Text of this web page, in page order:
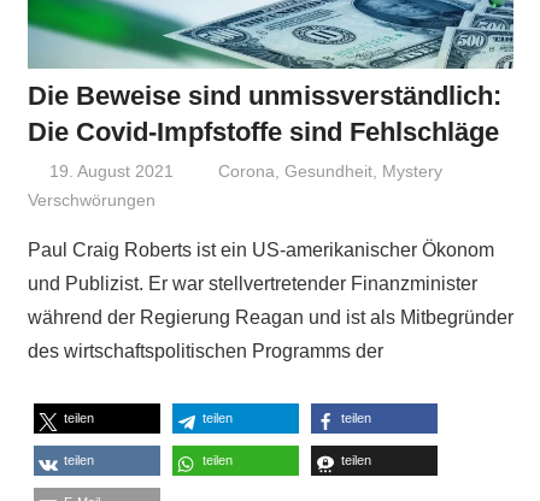
Die Beweise sind unmissverständlich:
Die Covid-Impfstoffe sind Fehlschläge
19. August 2021 Niki Vogt
Corona,Gesundheit, Mystery
Verschwörungen
Paul Craig Roberts ist ein US-amerikanischer Ökonom
und Publizist. Er war stellvertretender Finanzminister
während der Regierung Reagan und ist als Mitbegründer
des wirtschaftspolitischen Programms der
teilen teilen teilen
teilen teilen teilen